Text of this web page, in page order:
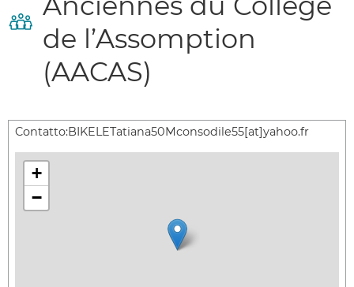
de l’Assomption
(AACAS)
Contatto:BIKELETatiana50Mconsodile55[at]yahoo.fr
+
−